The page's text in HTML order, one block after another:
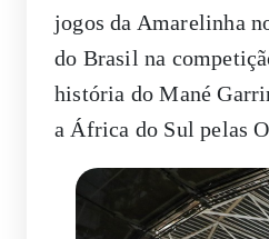
jogos da Amarelinha
do Brasil na
história do Mané
a África do Sul pelas